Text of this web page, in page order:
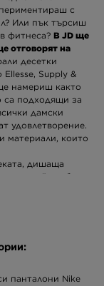
с
Или пък търсиш
фитнеса? В JD ще
отговорят на
десетки
Supply &
намериш както
са подходящи за
дамски
удовлетворение.
материали, които
дишаща
свобода
лесно се
и
А ако си
панталони Nike